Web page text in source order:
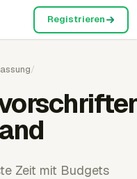
Registrieren
/
Zeit mit Budgets